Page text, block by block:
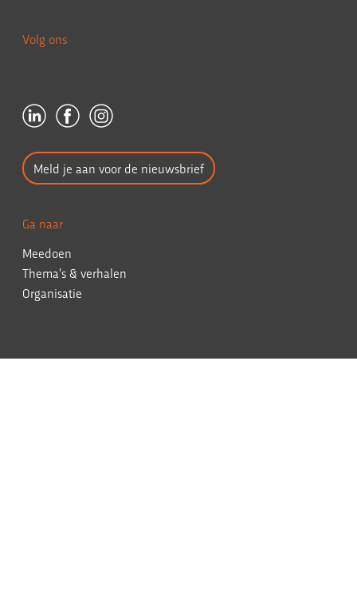
Volg ons
Meld je aan voor de nieuwsbrief
Ga naar
Meedoen
Thema’s & verhalen
Organisatie